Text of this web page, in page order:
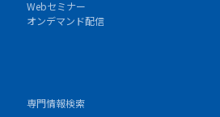
Webセミナー
オンデマンド配信
専門情報検索